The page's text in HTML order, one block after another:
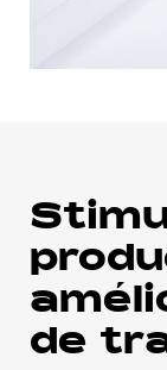
de